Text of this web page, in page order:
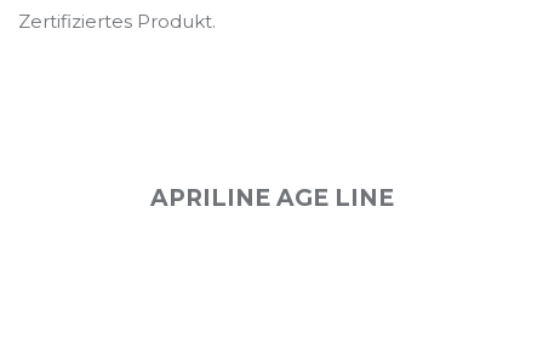
Zertifiziertes Produkt.
APRILINE AGE LINE